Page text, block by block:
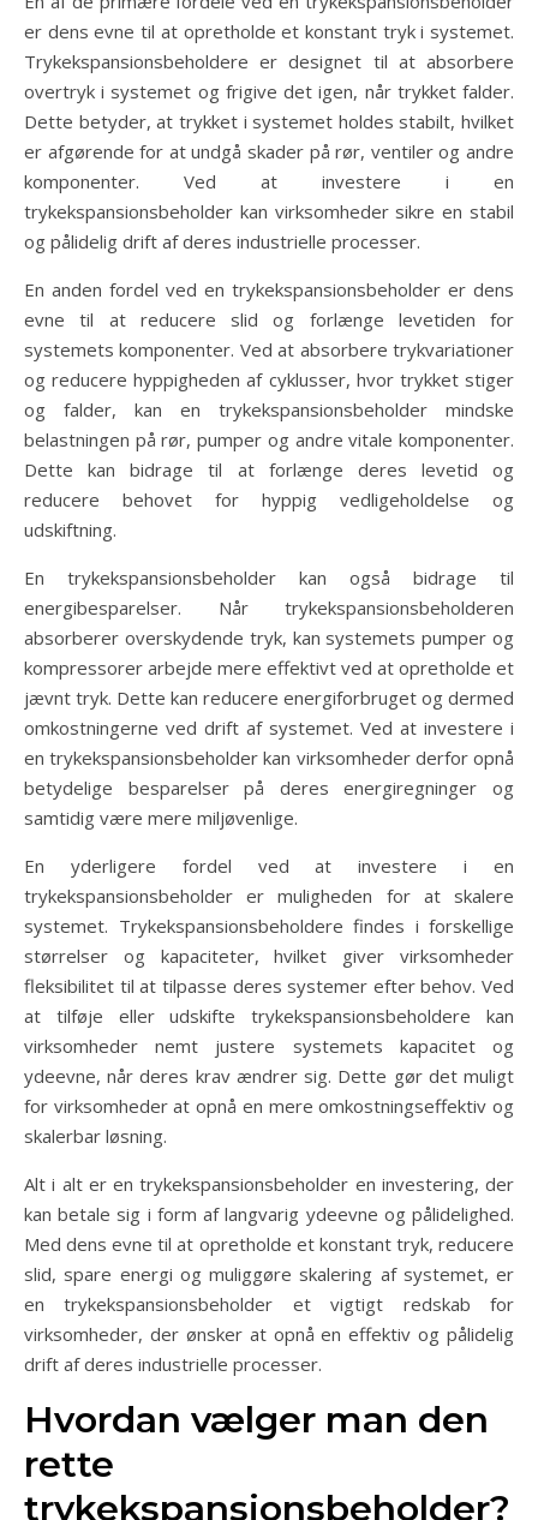
er dens evne til at opretholde et konstant tryk i systemet.
Trykekspansionsbeholdere er designet til at absorbere
overtryk i systemet og frigive det igen, når trykket falder.
Dette betyder, at trykket i systemet holdes stabilt, hvilket
er afgørende for at undgå skader på rør, ventiler og andre
komponenter. Ved at investere i en
trykekspansionsbeholder kan virksomheder sikre en stabil
og pålidelig drift af deres industrielle processer.
En anden fordel ved en trykekspansionsbeholder er dens
evne til at reducere slid og forlænge levetiden for
systemets komponenter. Ved at absorbere trykvariationer
og reducere hyppigheden af ​​cyklusser, hvor trykket stiger
og falder, kan en trykekspansionsbeholder mindske
belastningen på rør, pumper og andre vitale komponenter.
Dette kan bidrage til at forlænge deres levetid og
reducere behovet for hyppig vedligeholdelse og
udskiftning.
En trykekspansionsbeholder kan også bidrage til
energibesparelser. Når trykekspansionsbeholderen
absorberer overskydende tryk, kan systemets pumper og
kompressorer arbejde mere effektivt ved at opretholde et
jævnt tryk. Dette kan reducere energiforbruget og dermed
omkostningerne ved drift af systemet. Ved at investere i
en trykekspansionsbeholder kan virksomheder derfor opnå
betydelige besparelser på deres energiregninger og
samtidig være mere miljøvenlige.
En yderligere fordel ved at investere i en
trykekspansionsbeholder er muligheden for at skalere
systemet. Trykekspansionsbeholdere findes i forskellige
størrelser og kapaciteter, hvilket giver virksomheder
fleksibilitet til at tilpasse deres systemer efter behov. Ved
at tilføje eller udskifte trykekspansionsbeholdere kan
virksomheder nemt justere systemets kapacitet og
ydeevne, når deres krav ændrer sig. Dette gør det muligt
for virksomheder at opnå en mere omkostningseffektiv og
skalerbar løsning.
Alt i alt er en trykekspansionsbeholder en investering, der
kan betale sig i form af langvarig ydeevne og pålidelighed.
Med dens evne til at opretholde et konstant tryk, reducere
slid, spare energi og muliggøre skalering af systemet, er
en trykekspansionsbeholder et vigtigt redskab for
virksomheder, der ønsker at opnå en effektiv og pålidelig
drift af deres industrielle processer.
Hvordan vælger man den
rette
trykekspansionsbeholder?